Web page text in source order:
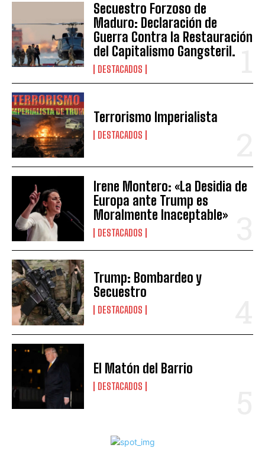
Secuestro Forzoso de
Maduro: Declaración de
Guerra Contra la Restauración
del Capitalismo Gangsteril.
DESTACADOS
Terrorismo Imperialista
DESTACADOS
Irene Montero: «La Desidia de
Europa ante Trump es
Moralmente Inaceptable»
DESTACADOS
Trump: Bombardeo y
Secuestro
DESTACADOS
El Matón del Barrio
DESTACADOS